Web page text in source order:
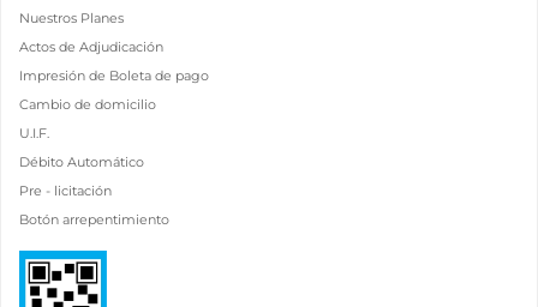
Nuestros Planes
Actos de Adjudicación
Impresión de Boleta de pago
Cambio de domicilio
U.I.F.
Débito Automático
Pre - licitación
Botón arrepentimiento